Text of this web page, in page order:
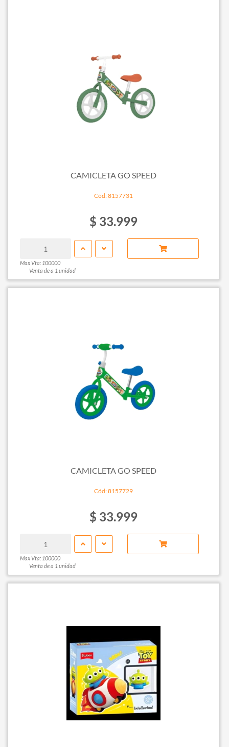
CAMICLETA GO SPEED
Cód: 8157731
$ 33.999
Max Vta: 100000
Venta de a 1 unidad
CAMICLETA GO SPEED
Cód: 8157729
$ 33.999
Max Vta: 100000
Venta de a 1 unidad